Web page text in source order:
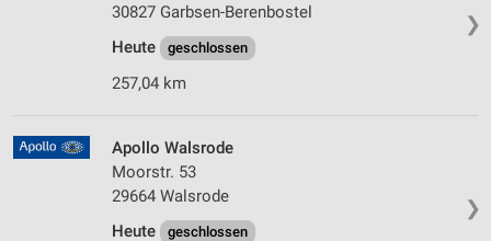
❯
30827 Garbsen-Berenbostel
Heute
geschlossen
257,04 km
❯
Apollo Walsrode
Moorstr. 53
29664 Walsrode
Heute
geschlossen